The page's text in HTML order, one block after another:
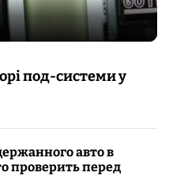
под-системи у
авто в
проверить перед